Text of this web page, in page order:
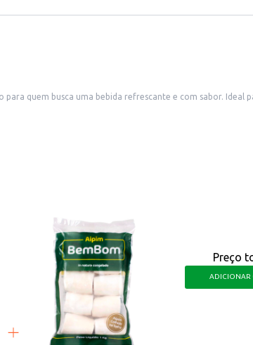
quem busca uma bebida refrescante e com sabor.
quem aprecia uma bebida com sabor e praticidade.
Preço
ADICIONAR